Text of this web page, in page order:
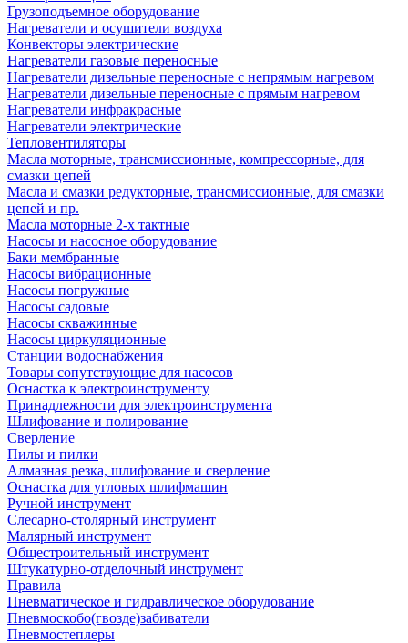
Грузоподъемное оборудование
Нагреватели и осушители воздуха
Конвекторы электрические
Нагреватели газовые переносные
Нагреватели дизельные переносные с непрямым нагревом
Нагреватели дизельные переносные с прямым нагревом
Нагреватели инфракрасные
Нагреватели электрические
Тепловентиляторы
Масла моторные, трансмиссионные, компрессорные, для
смазки цепей
Масла и смазки редукторные, трансмиссионные, для смазки
цепей и пр.
Масла моторные 2-х тактные
Насосы и насосное оборудование
Баки мембранные
Насосы вибрационные
Насосы погружные
Насосы садовые
Насосы скважинные
Насосы циркуляционные
Станции водоснабжения
Товары сопутствующие для насосов
Оснастка к электроинструменту
Принадлежности для электроинструмента
Шлифование и полирование
Сверление
Пилы и пилки
Алмазная резка, шлифование и сверление
Оснастка для угловых шлифмашин
Ручной инструмент
Слесарно-столярный инструмент
Малярный инструмент
Общестроительный инструмент
Штукатурно-отделочный инструмент
Правила
Пневматическое и гидравлическое оборудование
Пневмоскобо(гвозде)забиватели
Пневмостеплеры